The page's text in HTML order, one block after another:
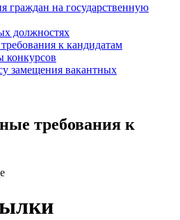
граждан на государственную
должностях
к кандидатам
конкурсов
замещения вакантных
требования к